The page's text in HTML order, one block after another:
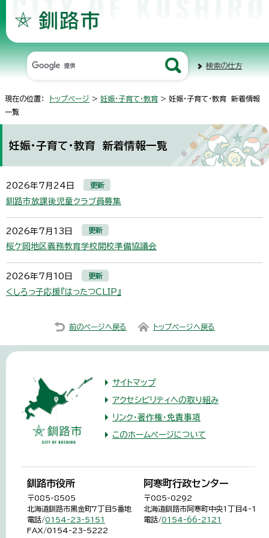
検索の仕方
現在の位置： トップページ > 妊娠・子育て・教育 > 妊娠・子育て・教育 新着情報
一覧
妊娠・子育て・教育 新着情報一覧
2026年7月24日 更新
釧路市放課後児童クラブ員募集
2026年7月13日 更新
桜ケ岡地区義務教育学校開校準備協議会
2026年7月10日 更新
くしろっ子応援『はったつCLIP』
前のページへ戻る トップページへ戻る
サイトマップ
アクセシビリティへの取り組み
リンク・著作権・免責事項
このホームページについて
釧路市役所
〒085-8505
北海道釧路市黒金町7丁目5番地
電話/0154-23-5151
FAX/0154-23-5222
阿寒町行政センター
〒085-0292
北海道釧路市阿寒町中央1丁目4-1
電話/0154-66-2121